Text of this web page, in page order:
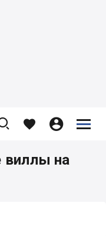
  


виллы на